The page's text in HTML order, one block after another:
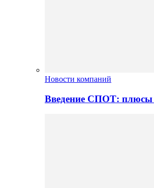
Новости компаний
Введение СПОТ: плюсы